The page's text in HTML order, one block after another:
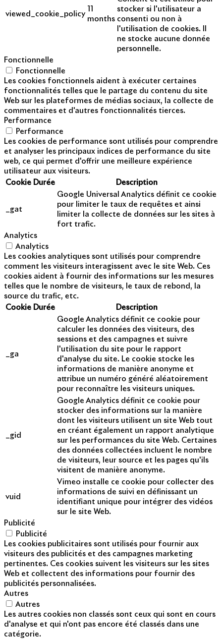
viewed_cookie_policy
months
stocker si l'utilisateur a
consenti ou non à
l'utilisation de cookies. Il
ne stocke aucune donnée
personnelle.
Fonctionnelle
Fonctionnelle
Les cookies fonctionnels aident à exécuter certaines
fonctionnalités telles que le partage du contenu du site
Web sur les plateformes de médias sociaux, la collecte de
commentaires et d'autres fonctionnalités tierces.
Performance
Performance
Les cookies de performance sont utilisés pour comprendre
et analyser les principaux indices de performance du site
web, ce qui permet d'offrir une meilleure expérience
utilisateur aux visiteurs.
Cookie Durée Description
_gat
Google Universal Analytics définit ce cookie
pour limiter le taux de requêtes et ainsi
limiter la collecte de données sur les sites à
fort trafic.
Analytics
Analytics
Les cookies analytiques sont utilisés pour comprendre
comment les visiteurs interagissent avec le site Web. Ces
cookies aident à fournir des informations sur les mesures
telles que le nombre de visiteurs, le taux de rebond, la
source du trafic, etc.
Cookie Durée Description
_ga
Google Analytics définit ce cookie pour
calculer les données des visiteurs, des
sessions et des campagnes et suivre
l'utilisation du site pour le rapport
d'analyse du site. Le cookie stocke les
informations de manière anonyme et
attribue un numéro généré aléatoirement
pour reconnaître les visiteurs uniques.
_gid
Google Analytics définit ce cookie pour
stocker des informations sur la manière
dont les visiteurs utilisent un site Web tout
en créant également un rapport analytique
sur les performances du site Web. Certaines
des données collectées incluent le nombre
de visiteurs, leur source et les pages qu'ils
visitent de manière anonyme.
vuid
Vimeo installe ce cookie pour collecter des
informations de suivi en définissant un
identifiant unique pour intégrer des vidéos
sur le site Web.
Publicité
Publicité
Les cookies publicitaires sont utilisés pour fournir aux
visiteurs des publicités et des campagnes marketing
pertinentes. Ces cookies suivent les visiteurs sur les sites
Web et collectent des informations pour fournir des
publicités personnalisées.
Autres
Autres
Les autres cookies non classés sont ceux qui sont en cours
d'analyse et qui n'ont pas encore été classés dans une
catégorie.